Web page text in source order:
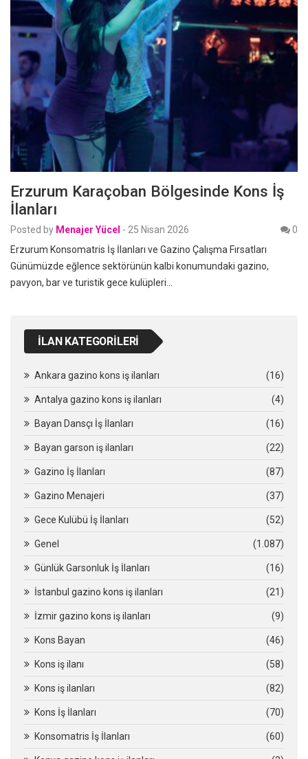
Erzurum Karaçoban Bölgesinde Kons İş
İlanları
Posted by Menajer Yücel - 25 Nisan 2026
0
Erzurum Konsomatris İş İlanları ve Gazino Çalışma Fırsatları
Günümüzde eğlence sektörünün kalbi konumundaki gazino,
pavyon, bar ve turistik gece kulüpleri…
İLAN KATEGORILERI
Ankara gazino kons iş ilanları (16)
Antalya gazino kons iş ilanları (4)
Bayan Dansçı İş İlanları (16)
Bayan garson iş ilanları (22)
Gazino İş İlanları (87)
Gazino Menajeri (37)
Gece Kulübü İş İlanları (52)
Genel (1.087)
Günlük Garsonluk İş İlanları (16)
İstanbul gazino kons iş ilanları (21)
İzmir gazino kons iş ilanları (9)
Kons Bayan (46)
Kons iş ilanı (58)
Kons iş ilanları (82)
Kons İş İlanları (70)
Konsomatris İş İlanları (60)